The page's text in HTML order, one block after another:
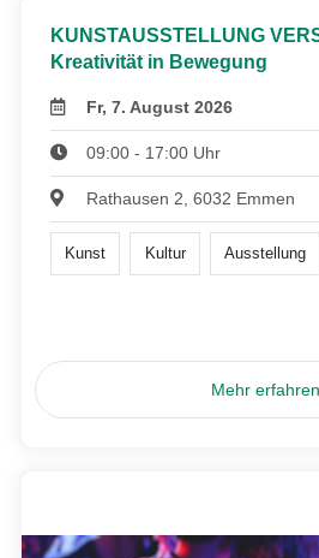
KUNSTAUSSTELLUNG
Kreativität in Bewegung
Fr, 7. August 2026
09:00 - 17:00 Uhr
Rathausen 2, 6032 Emmen
Kunst Kultur Ausstellung
Mehr erfahren